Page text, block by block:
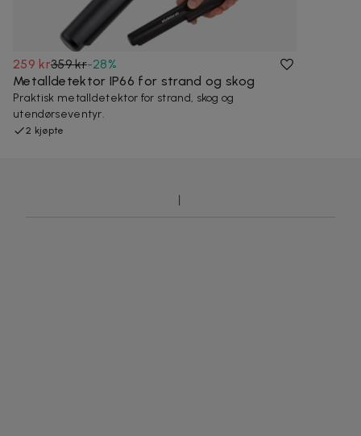
259 kr359 kr-28%
Metalldetektor IP66 for strand og skog
Praktisk metalldetektor for strand, skog og
utendørseventyr.
2 kjøpte